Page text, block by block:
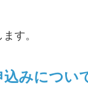
す。
込みについ